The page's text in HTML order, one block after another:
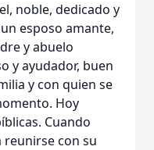
noble, dedicado y
esposo amante,
y abuelo
y ayudador, buen
y con quien se
Hoy
Cuando
reunirse con su